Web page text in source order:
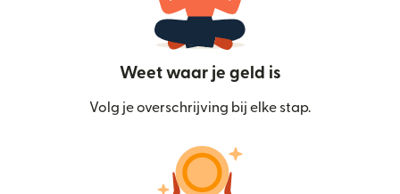
Weet waar je geld is
Volg je overschrijving bij elke stap.